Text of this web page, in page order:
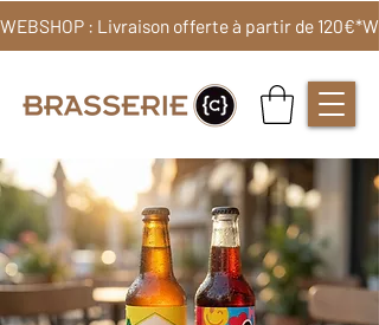
WEBSHOP : Livraison offerte à partir de 120€*